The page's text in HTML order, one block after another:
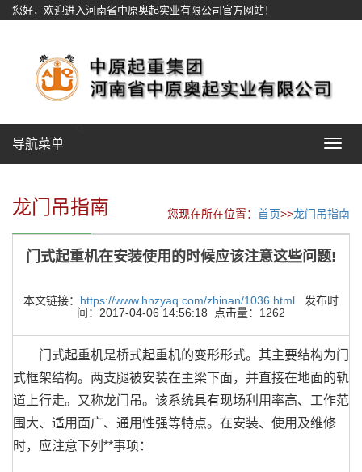
您好，欢迎进入河南省中原奥起实业有限公司官方网站！
Toggle
导航菜单
龙门吊指南 您现在所在位置： 首页>>龙门吊指南
门式起重机在安装使用的时候应该注意这些问题!
本文链接： https://www.hnzyaq.com/zhinan/1036.html 发布时
间：2017-04-06 14:56:18 点击量：1262
门式起重机是桥式起重机的变形形式。其主要结构为门
式框架结构。两支腿被安装在主梁下面，并直接在地面的轨
道上行走。又称龙门吊。该系统具有现场利用率高、工作范
围大、适用面广、通用性强等特点。在安装、使用及维修
时，应注意下列**事项：